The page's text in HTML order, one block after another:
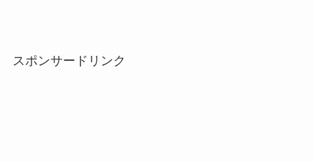
スポンサードリンク